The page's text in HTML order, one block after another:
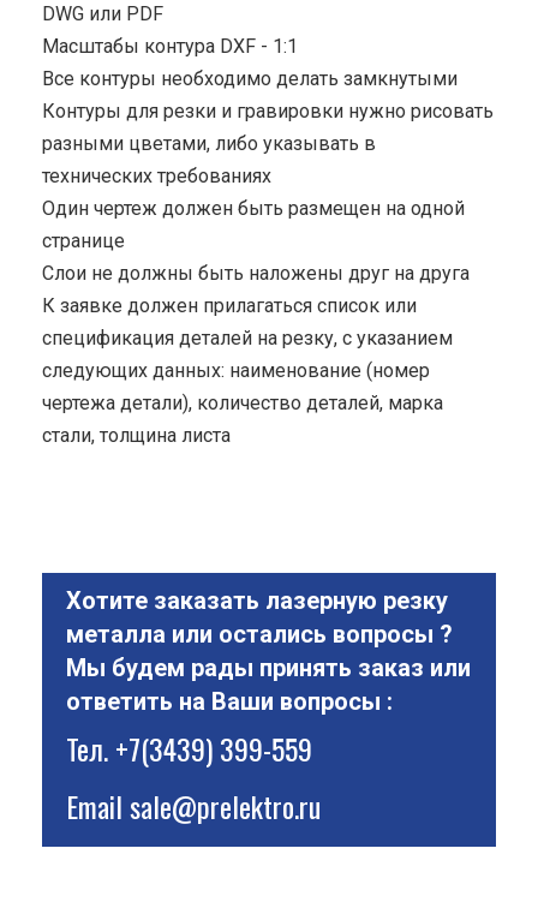
DWG или PDF
Масштабы контура DXF - 1:1
Все контуры необходимо делать замкнутыми
Контуры для резки и гравировки нужно рисовать
разными цветами, либо указывать в
технических требованиях
Один чертеж должен быть размещен на одной
странице
Cлои не должны быть наложены друг на друга
К заявке должен прилагаться список или
спецификация деталей на резку, с указанием
следующих данных: наименование (номер
чертежа детали), количество деталей, марка
стали, толщина листа
Хотите заказать лазерную резку
металла или остались вопросы ?
Мы будем рады принять заказ или
ответить на Ваши вопросы :
Тел.+7(3439) 399-559
Emailsale@prelektro.ru